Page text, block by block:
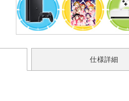
仕様詳細